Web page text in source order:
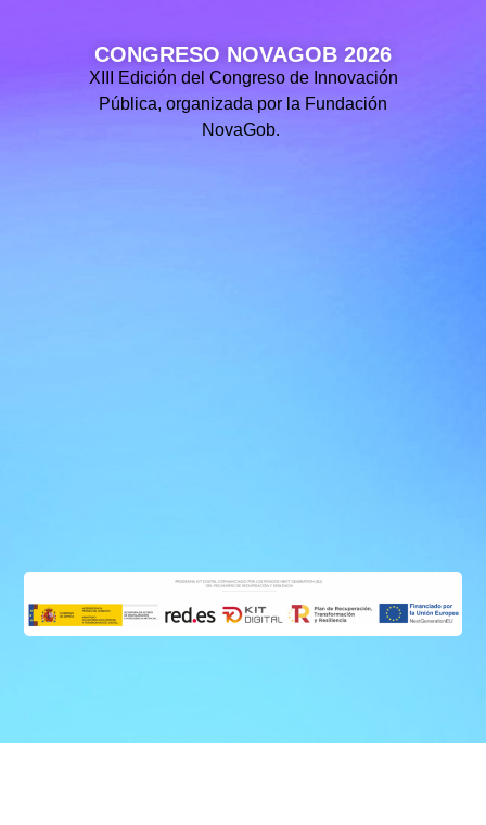
CONGRESO NOVAGOB 2026
XIII Edición del Congreso de Innovación
Pública, organizada por la Fundación
NovaGob.